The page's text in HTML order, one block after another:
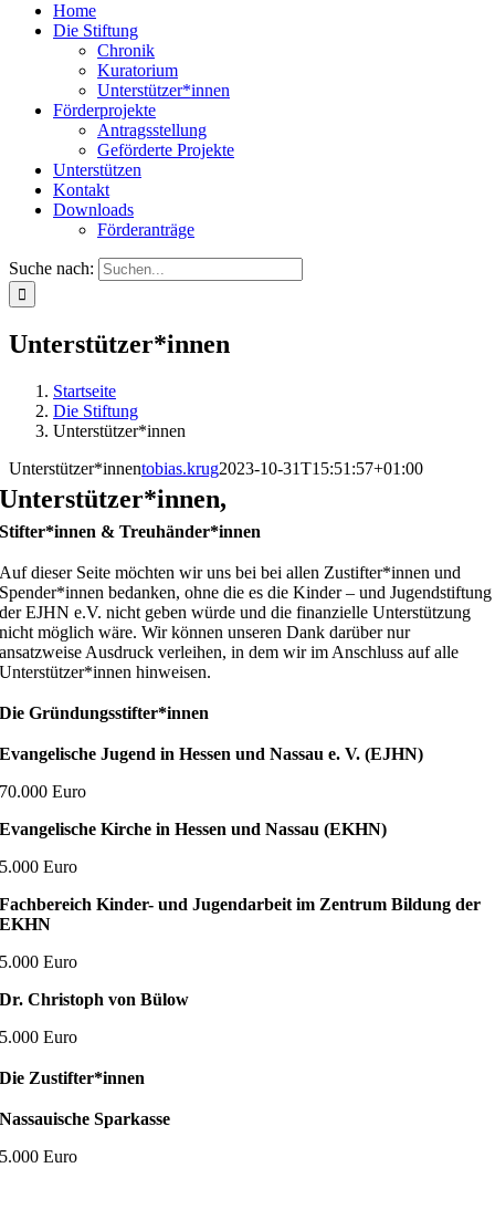
Home
Die Stiftung
Chronik
Kuratorium
Unterstützer*innen
Förderprojekte
Antragsstellung
Geförderte Projekte
Unterstützen
Kontakt
Downloads
Förderanträge
Suche nach:
Unterstützer*innen
Startseite
Die Stiftung
Unterstützer*innen
Unterstützer*innentobias.krug2023-10-31T15:51:57+01:00
Unterstützer*innen,
Stifter*innen & Treuhänder*innen
Auf dieser Seite möchten wir uns bei bei allen Zustifter*innen und
Spender*innen bedanken, ohne die es die Kinder – und Jugendstiftung
der EJHN e.V. nicht geben würde und die finanzielle Unterstützung
nicht möglich wäre. Wir können unseren Dank darüber nur
ansatzweise Ausdruck verleihen, in dem wir im Anschluss auf alle
Unterstützer*innen hinweisen.
Die Gründungsstifter*innen
Evangelische Jugend in Hessen und Nassau e. V. (EJHN)
70.000 Euro
Evangelische Kirche in Hessen und Nassau (EKHN)
5.000 Euro
Fachbereich Kinder- und Jugendarbeit im Zentrum Bildung der
EKHN
5.000 Euro
Dr. Christoph von Bülow
5.000 Euro
Die Zustifter*innen
Nassauische Sparkasse
5.000 Euro